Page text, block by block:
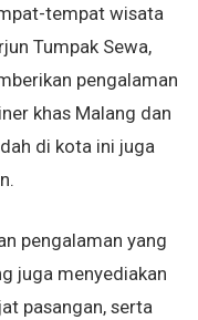
tempat wisata
Tumpak Sewa,
pengalaman
khas Malang dan
di kota ini juga
pengalaman yang
juga menyediakan
pasangan, serta